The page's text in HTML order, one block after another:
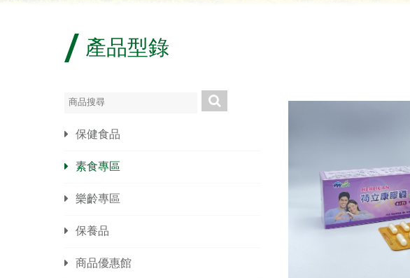
產品型錄
保健食品
素食專區
樂齡專區
保養品
商品優惠館